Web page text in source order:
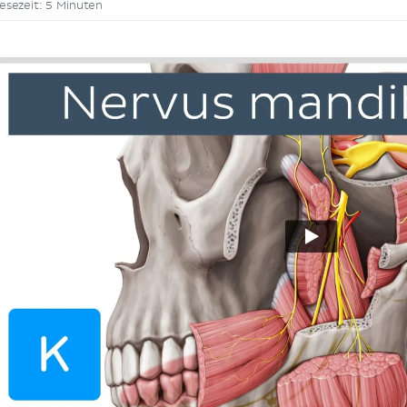
5 Minuten